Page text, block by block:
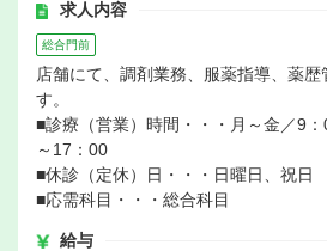
求人内容
総合門前
店舗にて、調剤業務、服薬指導、薬歴
す。
■診療（営業）時間・・・月～金／9
～17：00
■休診（定休）日・・・日曜日、祝日
■応需科目・・・総合科目
給与